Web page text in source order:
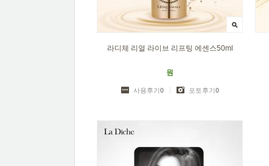
라디체 리얼 라이브 리프팅 에센스50ml
원
사용후기0 포토후기0